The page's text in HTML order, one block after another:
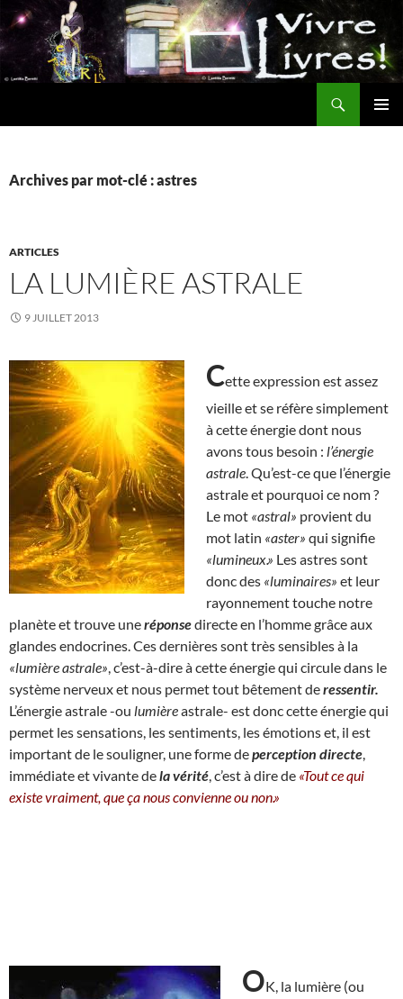
Aller
au
contenu
Archives par mot-clé : astres
ARTICLES
LA LUMIÈRE ASTRALE
9 JUILLET 2013
Cette expression est assez
vieille et se réfère simplement
à cette énergie dont nous
avons tous besoin : l’énergie
astrale . Qu’est-ce que l’énergie
astrale et pourquoi ce nom ?
Le mot «astral» provient du
mot latin «aster» qui signifie
«lumineux.» Les astres sont
donc des «luminaires» et leur
rayonnement touche notre
planète et trouve uneréponsedirecte en l’homme grâce aux
glandes endocrines. Ces dernières sont très sensibles à la
«lumière astrale» , c’est-à-dire à cette énergie qui circule dans le
système nerveux et nous permet tout bêtement deressentir.
L’énergie astrale -ou lumièreastrale- est donc cette énergie qui
permet les sensations, les sentiments, les émotions et, il est
important de le souligner, une forme deperception directe
immédiate et vivante dela vérité , c’est à dire de «Tout ce qui
existe vraiment, que ça nous convienne ou non.»
OK, la lumière (ou